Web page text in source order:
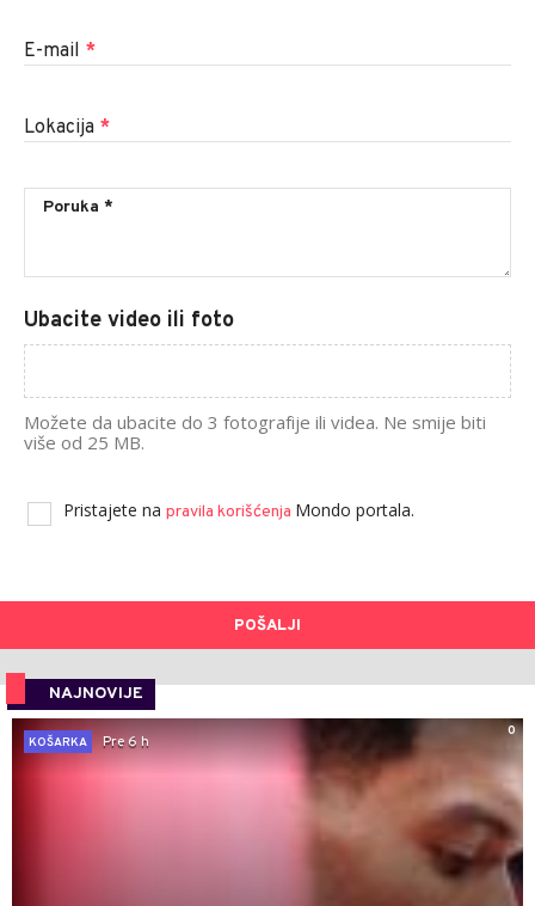
E-mail *
Lokacija *
Ubacite video ili foto
Možete da ubacite do 3 fotografije ili videa. Ne smije biti
više od 25 MB.
Pristajete na pravila korišćenja Mondo portala.
POŠALJI
NAJNOVIJE
0
KOŠARKA
Pre 6 h